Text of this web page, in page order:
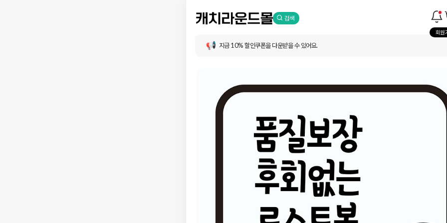
검색
회원
지금 일산매장은 영업종료입니다.
포인트로 쿠폰 교환이 가능해요.
⭐️마이페이지
로그인하시겠어요?
라운드 관리
관심 라운드